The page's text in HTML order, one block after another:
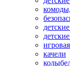
качели